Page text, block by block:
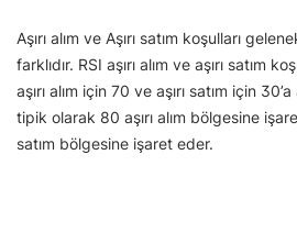
Aşırı alım ve Aşırı satım koşulları
farklıdır. RSI aşırı alım ve aşırı satım
aşırı alım için 70 ve aşırı satım için
tipik olarak 80 aşırı alım bölgesine
satım bölgesine işaret eder.